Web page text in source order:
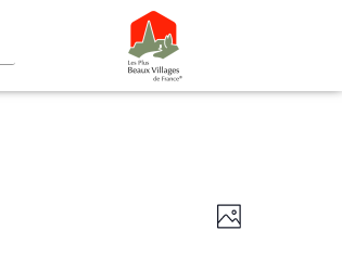
Navigation
par
de
Photo